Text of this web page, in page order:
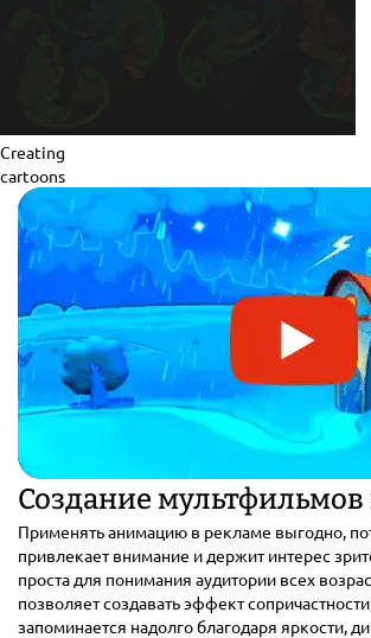
Creating
cartoons
Создание мультфильмов
Применять анимацию в рекламе выгодно,
привлекает внимание и держит интерес
проста для понимания аудитории всех
позволяет создавать эффект
запоминается надолго благодаря яркости,